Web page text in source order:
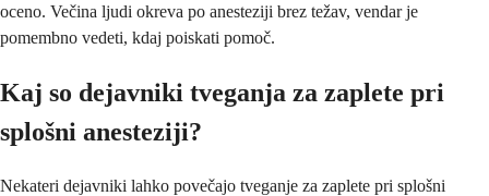
oceno. Večina ljudi okreva po anesteziji brez težav, vendar je
pomembno vedeti, kdaj poiskati pomoč.
Kaj so dejavniki tveganja za zaplete pri
splošni anesteziji?
Nekateri dejavniki lahko povečajo tveganje za zaplete pri splošni